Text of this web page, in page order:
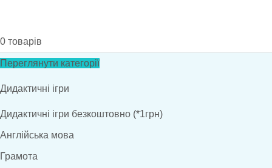
0 товарів
Переглянути категорії
Дидактичні ігри
Дидактичні ігри безкоштовно (*1грн)
Англійська мова
Грамота